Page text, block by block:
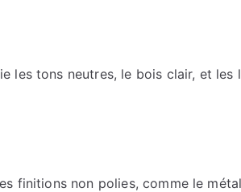
les tons neutres, le bois clair, et les
finitions non polies, comme le